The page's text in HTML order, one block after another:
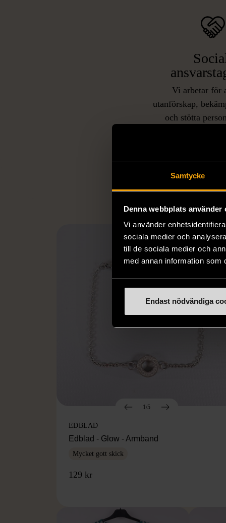
Samtycke
Denna webbplats använder
Vi använder
sociala medier och
till de sociala medier och
med annan information som
Endast nödvändiga
Vi arbetar för
utanförskap,
och stötta
eller annat
1/5
EDBLAD
Edblad - Glow - Armband
Mycket gott skick
129 kr